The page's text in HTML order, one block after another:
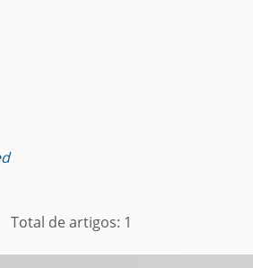
Total de artigos: 1